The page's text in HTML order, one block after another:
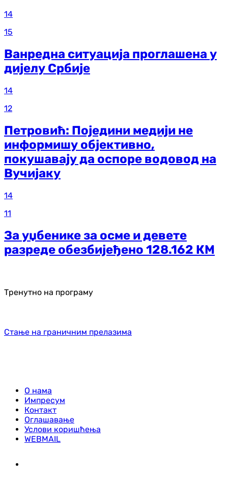
14
15
Ванредна ситуација проглашена у
дијелу Србије
14
12
Петровић: Поједини медији не
информишу објективно,
покушавају да оспоре водовод на
Вучијаку
14
11
За уџбенике за осме и девете
разреде обезбијеђено 128.162 КМ
Тренутно на програму
Стање на граничним прелазима
О нама
Импресум
Контакт
Оглашавање
Услови коришћења
WEBMAIL